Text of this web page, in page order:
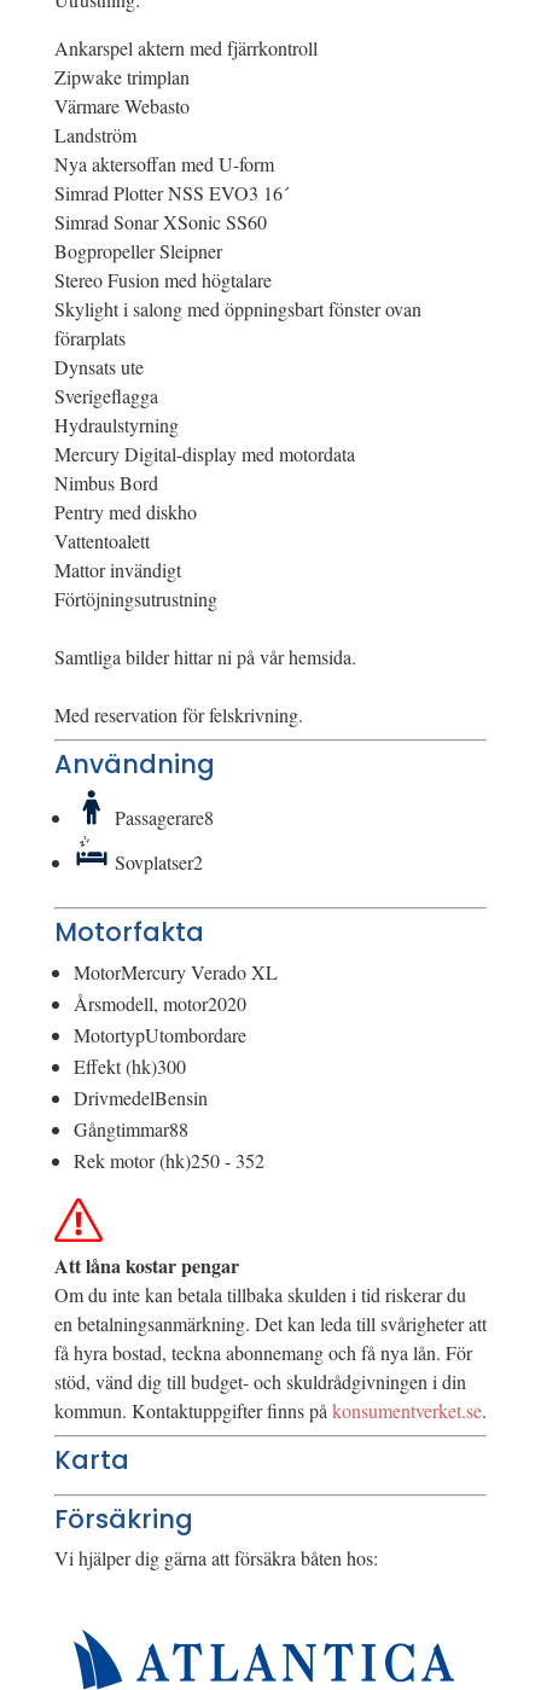
Ankarspel aktern med fjärrkontroll
Zipwake trimplan
Värmare Webasto
Landström
Nya aktersoffan med U-form
Simrad Plotter NSS EVO3 16´
Simrad Sonar XSonic SS60
Bogpropeller Sleipner
Stereo Fusion med högtalare
Skylight i salong med öppningsbart fönster ovan
förarplats
Dynsats ute
Sverigeflagga
Hydraulstyrning
Mercury Digital-display med motordata
Nimbus Bord
Pentry med diskho
Vattentoalett
Mattor invändigt
Förtöjningsutrustning
Samtliga bilder hittar ni på vår hemsida.
Med reservation för felskrivning.
Användning
Passagerare8
Sovplatser2
Motorfakta
MotorMercury Verado XL
Årsmodell, motor2020
MotortypUtombordare
Effekt (hk)300
DrivmedelBensin
Gångtimmar88
Rek motor (hk)250 - 352
Att låna kostar pengar
Om du inte kan betala tillbaka skulden i tid riskerar du
en betalningsanmärkning. Det kan leda till svårigheter att
få hyra bostad, teckna abonnemang och få nya lån. För
stöd, vänd dig till budget- och skuldrådgivningen i din
kommun. Kontaktuppgifter finns på konsumentverket.se.
Karta
Försäkring
Vi hjälper dig gärna att försäkra båten hos: